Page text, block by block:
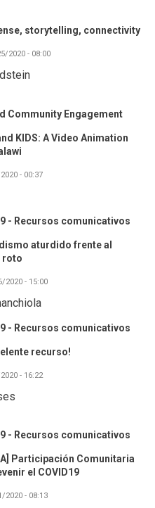
storytelling, connectivity
2020 - 08:00
Community Engagement
KIDS: A Video Animation
- 00:37
- Recursos comunicativos
aturdido frente al
roto
2020 - 15:00
- Recursos comunicativos
recurso!
- 16:22
- Recursos comunicativos
Participación Comunitaria
el COVID19
2020 - 08:13